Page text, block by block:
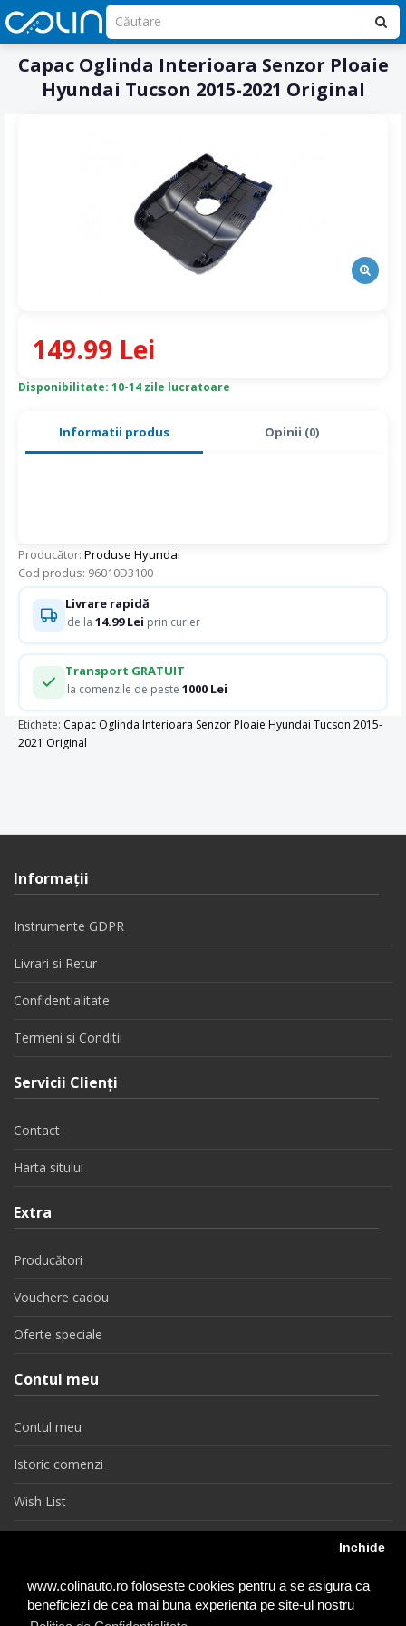
www.colinauto.ro foloseste cookies pentru a se asigura ca
beneficiezi de cea mai buna experienta pe site-ul nostru
Inchide
Capac Oglinda Interioara Senzor Ploaie
Hyundai Tucson 2015-2021 Original
Informatii produs Opinii (0)
Producător: Produse Hyundai
Cod produs: 96010D3100
Disponibilitate: 10-14 zile lucratoare
149.99 Lei
Livrare rapidă
de la 14.99 Lei prin curier
Transport GRATUIT
la comenzile de peste 1000 Lei
Etichete: Capac Oglinda Interioara Senzor Ploaie Hyundai Tucson 2015-
2021 Original
Informaţii
Instrumente GDPR
Livrari si Retur
Confidentialitate
Termeni si Conditii
Servicii Clienţi
Contact
Harta sitului
Extra
Producători
Vouchere cadou
Oferte speciale
Contul meu
Contul meu
Istoric comenzi
Wish List